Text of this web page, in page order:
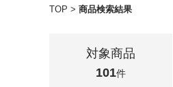
TOP 商品検索結果
対象商品
101件